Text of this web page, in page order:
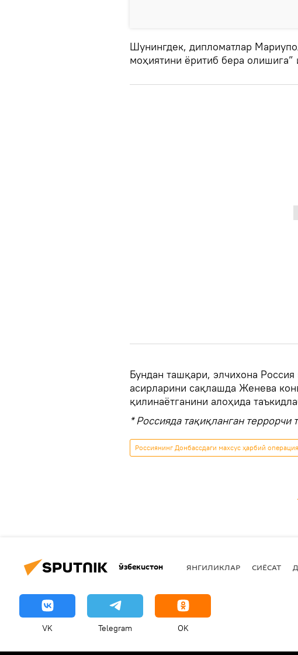
Шунингдек, дипломатлар
моҳиятини ёритиб бера
Бундан ташқари, элчихона
асирларини сақлашда Женева
қилинаётганини алоҳида
* Россияда тақиқланган террорчи
Россиянинг Донбассдаги махсус ҳарбий
Ўзбекистон ЯНГИЛИКЛАР СИЁСАТ
VK Telegram OK